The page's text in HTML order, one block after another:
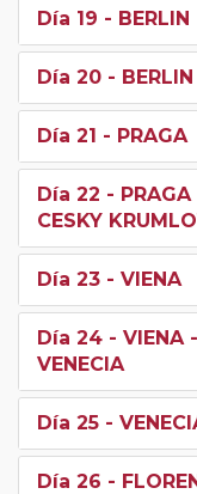
Día 19 - BERLIN
Día 20 -
Día 21 - PRAGA
Día 22 - PRAGA
CESKY
Día 23 - VIENA
Día 24 - VIENA
VENECIA
Día 25 -
Día 26 -